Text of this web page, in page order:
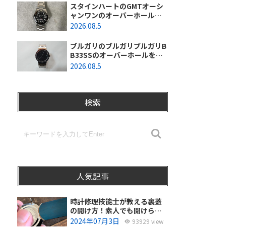
スタインハートのGMTオーシ
ャンワンのオーバーホールを
行いました。（神奈川県平塚
2026.08.5
ブルガリのブルガリブルガリB
B33SSのオーバーホールを行
いました。（埼玉県所沢市/S
2026.08.5
検索
人気記事
時計修理技能士が教える裏蓋
の開け方！素人でも開けられ
る？
2024年07月3日 93929 view